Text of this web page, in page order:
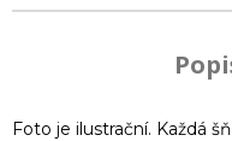
Foto je ilustrační. Každá